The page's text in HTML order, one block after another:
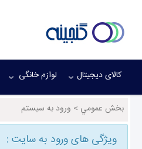
کالای دیجیتال لوازم خانگی
بخش عمومي > ورود به سیستم
ویژگی های ورود به سایت :